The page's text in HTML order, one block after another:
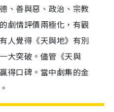
、善與惡、政治、宗教
劇情評價兩極化，有觀
人覺得《天與地》有別
大突破。儘管《天與
得口碑。當中劇集的金